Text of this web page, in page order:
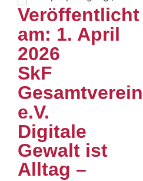
Veröffentlicht
am: 1. April
2026
SkF
Gesamtverein
e.V.
Digitale
Gewalt ist
Alltag –